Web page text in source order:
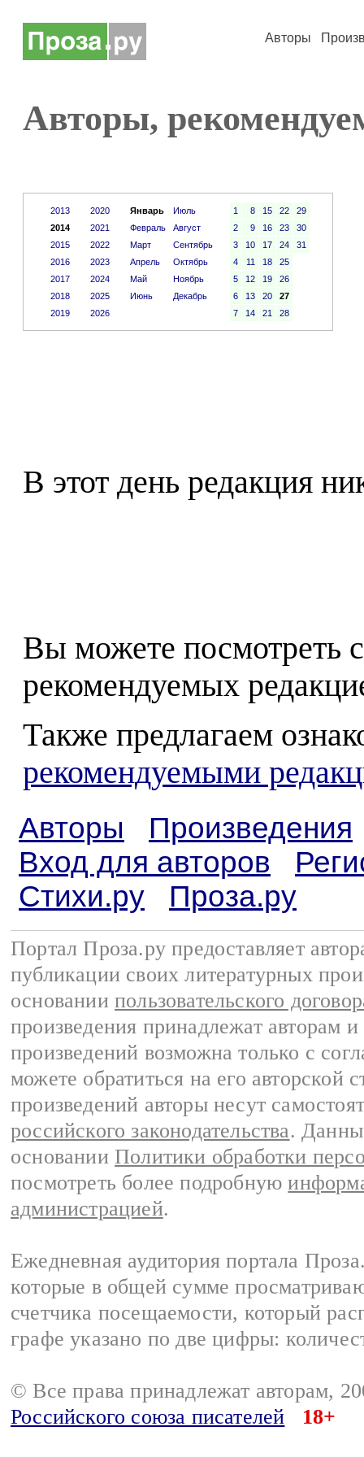
Авторы
Авторы,
2013
2014
2015
2016
2017
2018
2019
2020
2021
2022
2023
2024
2025
2026
Январь
Июль
Февраль
Август
Март
Сентябрь
Апрель
Октябрь
Май
Ноябрь
Июнь
Декабрь
1 8 15 22
29
2
9 16 23
30
3
10 17 24
31
4
11 18
25
5
12 19
26
6
13 20
27
7
14 21 28
В этот день редакция
Вы можете посмотреть
рекомендуемых
Также предлагаем
рекомендуемыми
Авторы
Произведения
Вход для авторов
Стихи.ру
Проза.ру
Портал Проза.ру предоставляет
публикации своих литературных
основании пользовательского
произведения принадлежат авторам
произведений возможна только с
можете обратиться на его авторской
произведений авторы несут
российского законодательства.
основании Политики обработки
посмотреть более подробную
администрацией.
Ежедневная аудитория портала
которые в общей сумме
счетчика посещаемости, который
графе указано по две цифры:
© Все права принадлежат авторам,
Российского союза писателей
18+